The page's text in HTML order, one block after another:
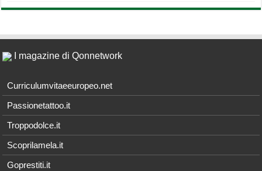
I magazine di Qonnetwork
Curriculumvitaeeuropeo.net
Passionetattoo.it
Troppodolce.it
Scoprilamela.it
Goprestiti.it